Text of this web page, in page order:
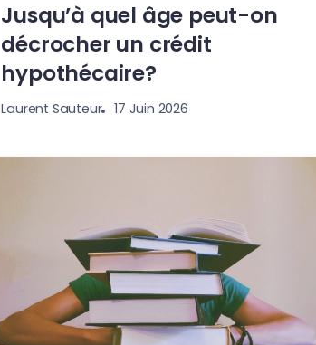
Jusqu’à quel âge peut-on
décrocher un crédit
hypothécaire?
Laurent Sauteur 17 Juin 2026